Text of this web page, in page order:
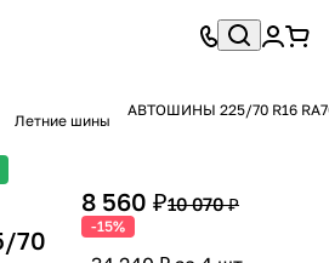
Летние шины
АВТОШИНЫ 225/70 R16
70
8 560 ₽10 070 ₽
-15%